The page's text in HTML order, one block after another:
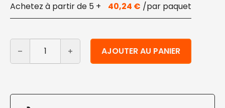
5 + 40,24 €
quantité de Sacs en papier Fsc havana pour aliments
AJOUTER AU PANIER
Alternative: